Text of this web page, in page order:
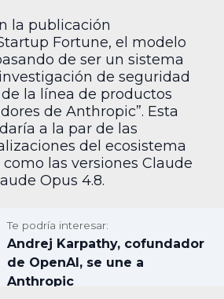
la publicación
Fortune, el modelo
de ser un sistema
de seguridad
la línea de productos
de Anthropic”. Esta
a la par de las
del ecosistema
las versiones Claude
Opus 4.8.
Te podría interesar:
Andrej Karpathy, cofundador
de OpenAI, se une a
Anthropic